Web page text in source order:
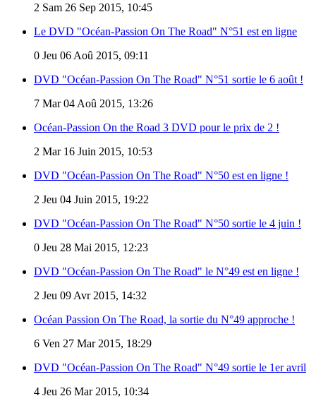
2 Sam 26 Sep 2015, 10:45
Le DVD "Océan-Passion On The Road" N°51 est en ligne
0 Jeu 06 Aoû 2015, 09:11
DVD "Océan-Passion On The Road" N°51 sortie le 6 août !
7 Mar 04 Aoû 2015, 13:26
Océan-Passion On the Road 3 DVD pour le prix de 2 !
2 Mar 16 Juin 2015, 10:53
DVD "Océan-Passion On The Road" N°50 est en ligne !
2 Jeu 04 Juin 2015, 19:22
DVD "Océan-Passion On The Road" N°50 sortie le 4 juin !
0 Jeu 28 Mai 2015, 12:23
DVD "Océan-Passion On The Road" le N°49 est en ligne !
2 Jeu 09 Avr 2015, 14:32
Océan Passion On The Road, la sortie du N°49 approche !
6 Ven 27 Mar 2015, 18:29
DVD "Océan-Passion On The Road" N°49 sortie le 1er avril
4 Jeu 26 Mar 2015, 10:34